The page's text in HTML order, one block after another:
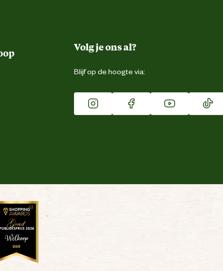
Volg je ons al?
Blijf op de hoogte via: